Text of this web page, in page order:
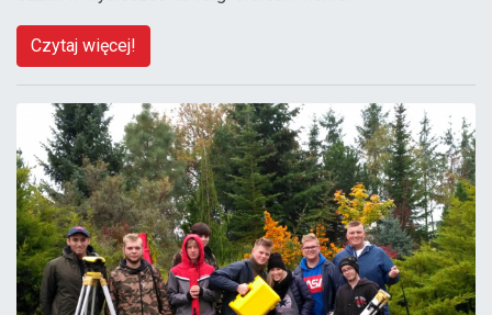
Czytaj więcej!